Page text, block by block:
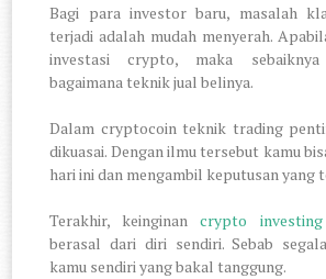
Bagi para investor baru, masalah
terjadi adalah mudah menyerah.
investasi crypto, maka
bagaimana teknik jual belinya.
Dalam cryptocoin teknik trading
dikuasai. Dengan ilmu tersebut kamu
hari ini dan mengambil keputusan yang
Terakhir, keinginancrypto investing
berasal dari diri sendiri. Sebab
kamu sendiri yang bakal tanggung.